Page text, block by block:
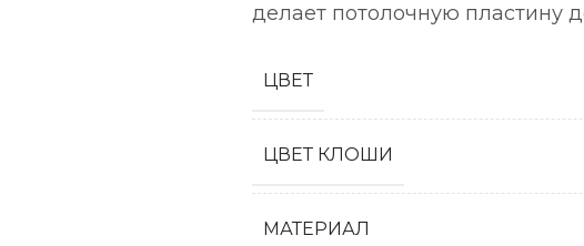
делает потолочную пластину
ЦВЕТ
ЦВЕТ КЛОШИ
МАТЕРИАЛ